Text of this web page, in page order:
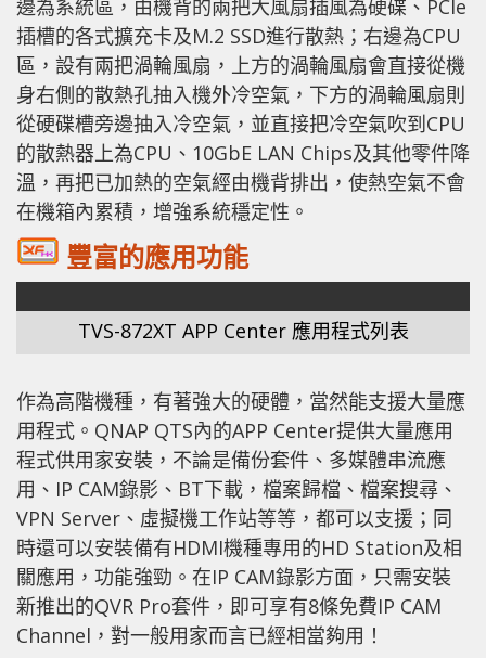
邊為系統區，由機背的兩把大風扇插風為硬碟、PCIe
插槽的各式擴充卡及M.2 SSD進行散熱；右邊為CPU
區，設有兩把渦輪風扇，上方的渦輪風扇會直接從機
身右側的散熱孔抽入機外冷空氣，下方的渦輪風扇則
從硬碟槽旁邊抽入冷空氣，並直接把冷空氣吹到CPU
的散熱器上為CPU、10GbE LAN Chips及其他零件降
溫，再把已加熱的空氣經由機背排出，使熱空氣不會
在機箱內累積，增強系統穩定性。
豐富的應用功能
TVS-872XT APP Center 應用程式列表
作為高階機種，有著強大的硬體，當然能支援大量應
用程式。QNAP QTS內的APP Center提供大量應用
程式供用家安裝，不論是備份套件、多媒體串流應
用、IP CAM錄影、BT下載，檔案歸檔、檔案搜尋、
VPN Server、虛擬機工作站等等，都可以支援；同
時還可以安裝備有HDMI機種專用的HD Station及相
關應用，功能強勁。在IP CAM錄影方面，只需安裝
新推出的QVR Pro套件，即可享有8條免費IP CAM
Channel，對一般用家而言已經相當夠用！